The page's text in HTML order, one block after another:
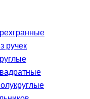
ручек